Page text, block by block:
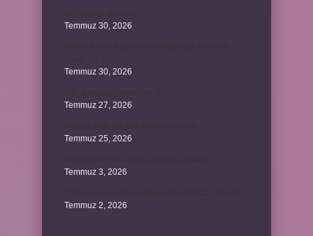
Temmuz 30, 2026
Temmuz 30, 2026
Temmuz 27, 2026
Temmuz 25, 2026
Temmuz 3, 2026
Temmuz 2, 2026